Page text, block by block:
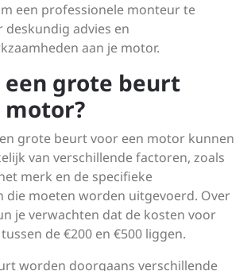
een professionele monteur te
deskundig advies en
aan je motor.
een grote beurt
motor?
grote beurt voor een motor kunnen
van verschillende factoren, zoals
merk en de specifieke
die moeten worden uitgevoerd. Over
je verwachten dat de kosten voor
de €200 en €500 liggen.
worden doorgaans verschillende